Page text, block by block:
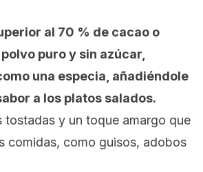
al 70 % de cacao o
puro y sin azúcar,
una especia, añadiéndole
a los platos salados.
tostadas y un toque amargo que
comidas, como guisos, adobos